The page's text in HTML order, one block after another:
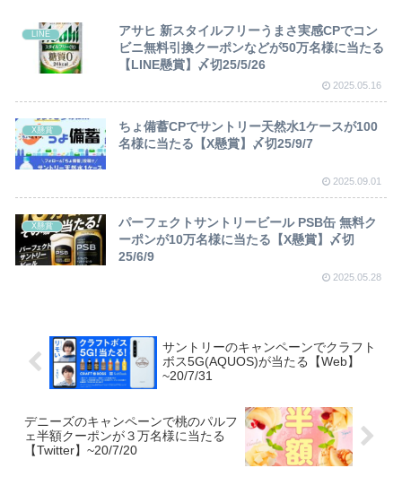
LINE
アサヒ 新スタイルフリーうまさ実感CPでコン
ビニ無料引換クーポンなどが50万名様に当たる
【LINE懸賞】〆切25/5/26
2025.05.16
X懸賞
ちょ備蓄CPでサントリー天然水1ケースが100
名様に当たる【X懸賞】〆切25/9/7
2025.09.01
X懸賞
パーフェクトサントリービール PSB缶 無料ク
ーポンが10万名様に当たる【X懸賞】〆切
25/6/9
2025.05.28
サントリーのキャンペーンでクラフト
ボス5G(AQUOS)が当たる【Web】
~20/7/31
デニーズのキャンペーンで桃のパルフ
ェ半額クーポンが３万名様に当たる
【Twitter】~20/7/20